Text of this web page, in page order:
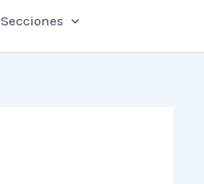
Secciones